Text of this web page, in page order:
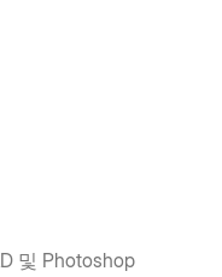
및 Photoshop